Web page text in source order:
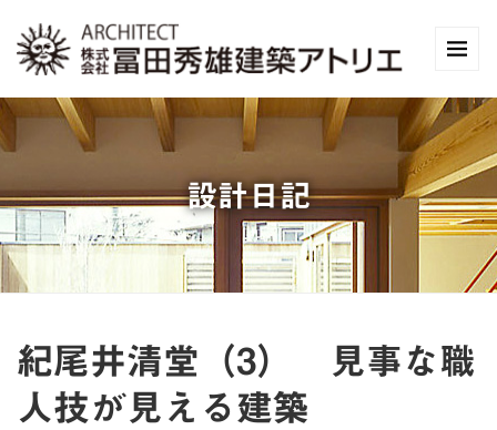
設計日記
紀尾井清堂（3） 見事な職
人技が見える建築